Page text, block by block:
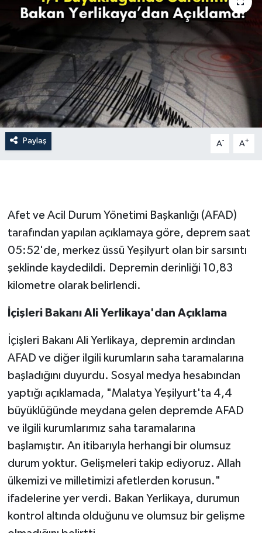
Paylaş A- A+
Afet ve Acil Durum Yönetimi Başkanlığı (AFAD)
tarafından yapılan açıklamaya göre, deprem saat
05:52'de, merkez üssü Yeşilyurt olan bir sarsıntı
şeklinde kaydedildi. Depremin derinliği 10,83
kilometre olarak belirlendi.
İçişleri Bakanı Ali Yerlikaya'dan Açıklama
İçişleri Bakanı Ali Yerlikaya, depremin ardından
AFAD ve diğer ilgili kurumların saha taramalarına
başladığını duyurdu. Sosyal medya hesabından
yaptığı açıklamada, "Malatya Yeşilyurt'ta 4,4
büyüklüğünde meydana gelen depremde AFAD
ve ilgili kurumlarımız saha taramalarına
başlamıştır. An itibarıyla herhangi bir olumsuz
durum yoktur. Gelişmeleri takip ediyoruz. Allah
ülkemizi ve milletimizi afetlerden korusun."
ifadelerine yer verdi. Bakan Yerlikaya, durumun
kontrol altında olduğunu ve olumsuz bir gelişme
KÜLTÜR-SANAT
KSÜ
DÜNYA
ROPORTAJ
KADIN-AİLE
YEREL YÖNETİM
MEDYA
BİLİMNET
Yemek
SİVİL TOPLUM
SEÇİM 2014
KİM KİMDİR
ÇEK GÖNDER